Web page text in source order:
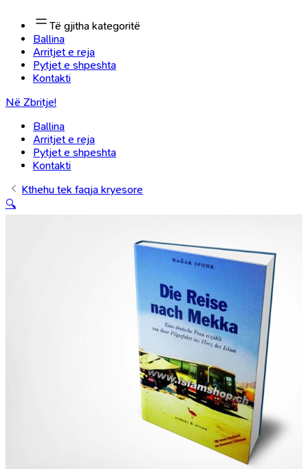
Të gjitha kategoritë
Ballina
Arritjet e reja
Pytjet e shpeshta
Kontakti
Në Zbritje!
Ballina
Arritjet e reja
Pytjet e shpeshta
Kontakti
Kthehu tek faqja kryesore
🔍